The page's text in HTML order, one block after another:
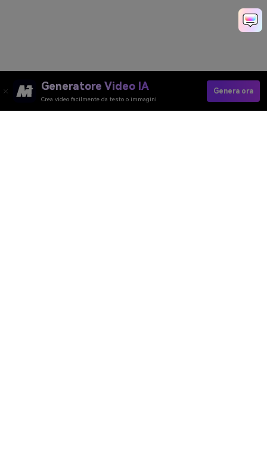
Generatore Video IA
Crea video facilmente da testo o immagini
Genera ora